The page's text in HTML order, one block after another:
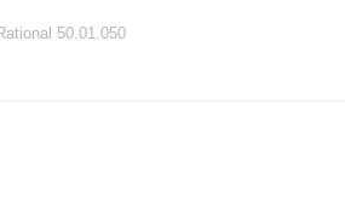
50.01.050